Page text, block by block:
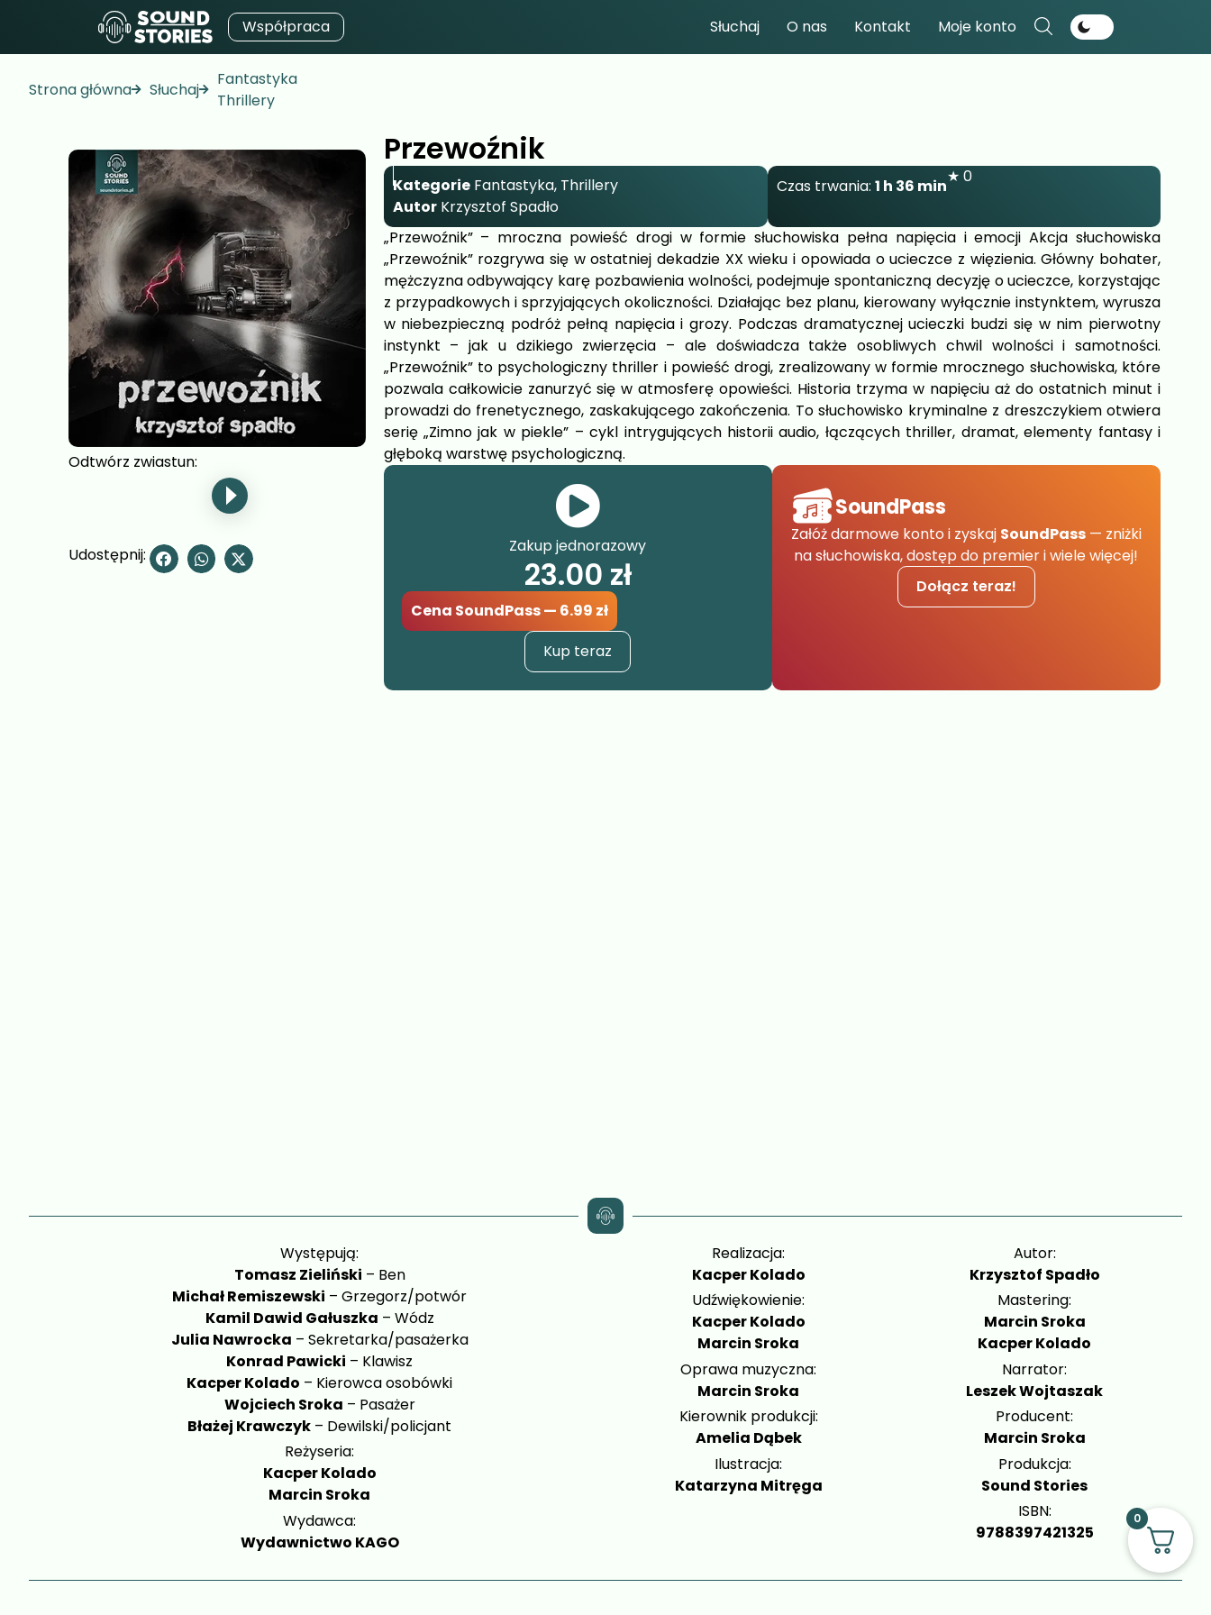
Współpraca Słuchaj O nas Kontakt Moje konto
Strona główna Słuchaj
Fantastyka
Thrillery
Odtwórz zwiastun:
Udostępnij:
Przewoźnik
Kategorie Fantastyka, Thrillery
Autor Krzysztof Spadło
Czas trwania: 1 h 36 min★ 0
„Przewoźnik” – mroczna powieść drogi w formie słuchowiska pełna napięcia i emocji Akcja słuchowiska
„Przewoźnik” rozgrywa się w ostatniej dekadzie XX wieku i opowiada o ucieczce z więzienia. Główny bohater,
mężczyzna odbywający karę pozbawienia wolności, podejmuje spontaniczną decyzję o ucieczce, korzystając
z przypadkowych i sprzyjających okoliczności. Działając bez planu, kierowany wyłącznie instynktem, wyrusza
w niebezpieczną podróż pełną napięcia i grozy. Podczas dramatycznej ucieczki budzi się w nim pierwotny
instynkt – jak u dzikiego zwierzęcia – ale doświadcza także osobliwych chwil wolności i samotności.
„Przewoźnik” to psychologiczny thriller i powieść drogi, zrealizowany w formie mrocznego słuchowiska, które
pozwala całkowicie zanurzyć się w atmosferę opowieści. Historia trzyma w napięciu aż do ostatnich minut i
prowadzi do frenetycznego, zaskakującego zakończenia. To słuchowisko kryminalne z dreszczykiem otwiera
serię „Zimno jak w piekle” – cykl intrygujących historii audio, łączących thriller, dramat, elementy fantasy i
głęboką warstwę psychologiczną.
Zakup jednorazowy
23.00 zł
Cena SoundPass — 6.99 zł
Kup teraz
SoundPass
Załóż darmowe konto i zyskaj SoundPass— zniżki
na słuchowiska, dostęp do premier i wiele więcej!
Dołącz teraz!
Występują:
Tomasz Zieliński – Ben
Michał Remiszewski – Grzegorz/potwór
Kamil Dawid Gałuszka – Wódz
Julia Nawrocka – Sekretarka/pasażerka
Konrad Pawicki – Klawisz
Kacper Kolado – Kierowca osobówki
Wojciech Sroka – Pasażer
Błażej Krawczyk – Dewilski/policjant
Reżyseria:
Kacper Kolado
Marcin Sroka
Wydawca:
Wydawnictwo KAGO
Realizacja:
Kacper Kolado
Udźwiękowienie:
Kacper Kolado
Marcin Sroka
Oprawa muzyczna:
Marcin Sroka
Kierownik produkcji:
Amelia Dąbek
Ilustracja:
Katarzyna Mitręga
Autor:
Krzysztof Spadło
Mastering:
Marcin Sroka
Kacper Kolado
Narrator:
Leszek Wojtaszak
Producent:
Marcin Sroka
Produkcja:
Sound Stories
ISBN:
9788397421325
0